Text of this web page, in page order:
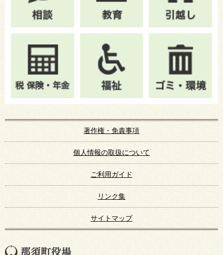
著作権・免責事項
個人情報の取扱について
ご利用ガイド
リンク集
サイトマップ